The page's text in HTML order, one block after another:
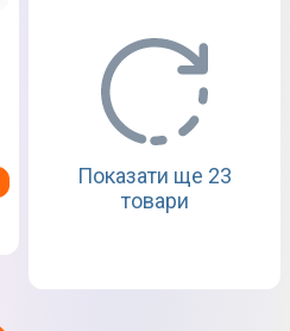
Показати ще 23
товари